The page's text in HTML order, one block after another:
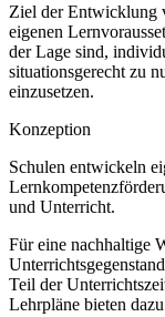
Ziel der Entwicklung
eigenen
der Lage sind,
situationsgerecht zu
einzusetzen.
Konzeption
Schulen entwickeln
und Unterricht.
Für eine nachhaltige
Teil der
Lehrpläne bieten